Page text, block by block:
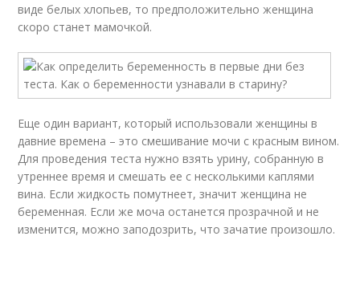
виде белых хлопьев, то предположительно женщина
скоро станет мамочкой.
Еще один вариант, который использовали женщины в
давние времена – это смешивание мочи с красным вином.
Для проведения теста нужно взять урину, собранную в
утреннее время и смешать ее с несколькими каплями
вина. Если жидкость помутнеет, значит женщина не
беременная. Если же моча останется прозрачной и не
изменится, можно заподозрить, что зачатие произошло.